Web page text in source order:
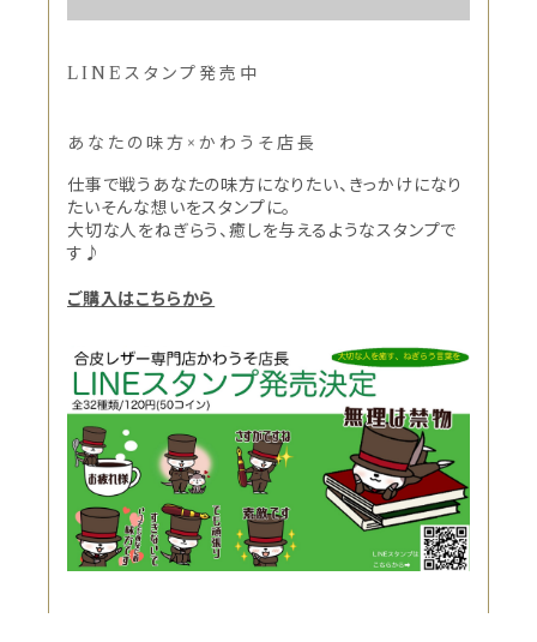
LINEスタンプ発売中
あなたの味方×かわうそ店長
仕事で戦うあなたの味方になりたい、きっかけになり
たいそんな想いをスタンプに。
大切な人をねぎらう、癒しを与えるようなスタンプで
す♪
ご購入はこちらから